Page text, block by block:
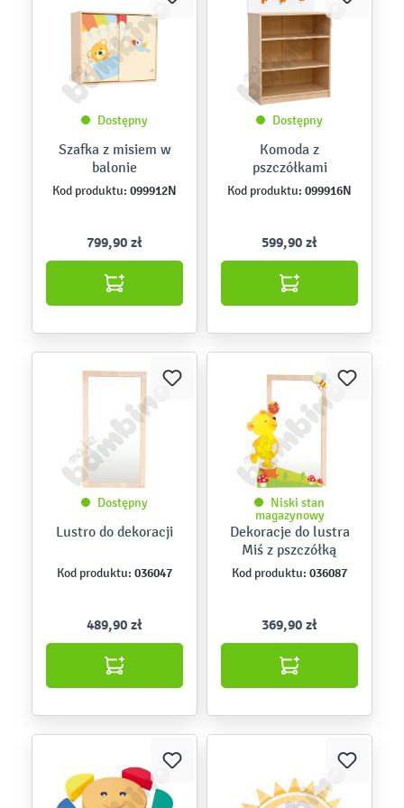
Dostępny
Szafka z misiem w
balonie
Kod produktu: 099912N
799,90 zł
Dostępny
Komoda z
pszczółkami
Kod produktu: 099916N
599,90 zł
Dostępny
Lustro do dekoracji
Kod produktu: 036047
489,90 zł
Niski stan
magazynowy
Dekoracje do lustra
Miś z pszczółką
Kod produktu: 036087
369,90 zł